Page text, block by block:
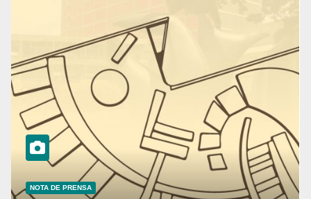
NOTA DE PRENSA